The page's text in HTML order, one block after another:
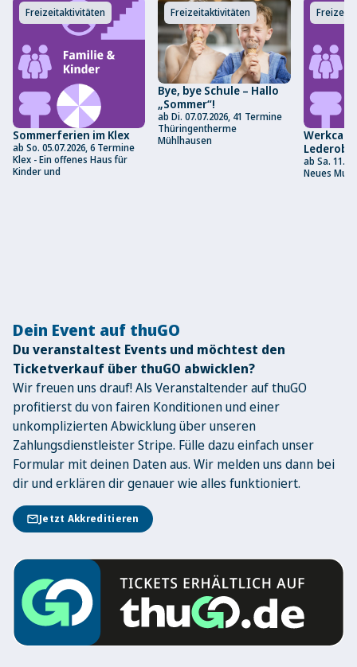
Freizeitaktivitäten
Sommerferien im Klex
ab So. 05.07.2026, 6 Termine
Klex - Ein offenes Haus für
Kinder und
Freizeitaktivitäten
Bye, bye Schule – Hallo
„Sommer“!
ab Di. 07.07.2026, 41 Termine
Thüringentherme
Mühlhausen
Werkcafé
ab Sa.
Neues
Dein Event auf thuGO
Du veranstaltest Events und möchtest den
Ticketverkauf über thuGO abwicklen?
Wir freuen uns drauf! Als Veranstaltender auf thuGO
profitierst du von fairen Konditionen und einer
unkomplizierten Abwicklung über unseren
Zahlungsdienstleister Stripe. Fülle dazu einfach unser
Formular mit deinen Daten aus. Wir melden uns dann bei
dir und erklären dir genauer wie alles funktioniert.
mailJetzt Akkreditieren